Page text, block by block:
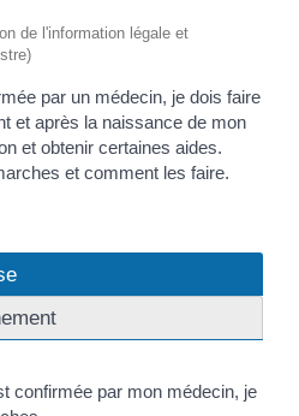
de l'information légale et
par un médecin, je dois faire
et après la naissance de mon
et obtenir certaines aides.
et comment les faire.
confirmée par mon médecin, je